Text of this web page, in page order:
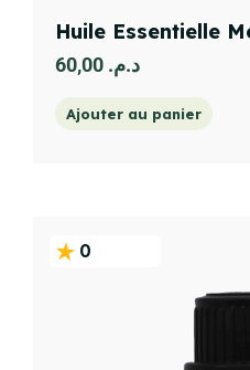
Huile Essentielle
د.م.
Ajouter au panier
0